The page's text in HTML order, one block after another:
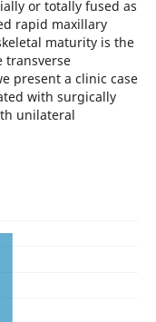
or totally fused as
rapid maxillary
maturity is the
transverse
present a clinic case
with surgically
unilateral